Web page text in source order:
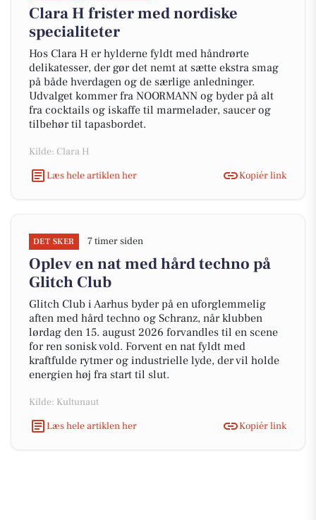
Clara H frister med nordiske
specialiteter
Hos Clara H er hylderne fyldt med håndrørte
delikatesser, der gør det nemt at sætte ekstra smag
på både hverdagen og de særlige anledninger.
Udvalget kommer fra NOORMANN og byder på alt
fra cocktails og iskaffe til marmelader, saucer og
tilbehør til tapasbordet.
Kilde: Clara H
Læs hele artiklen her
Kopiér link
DET SKER 7 timer siden
Oplev en nat med hård techno på
Glitch Club
Glitch Club i Aarhus byder på en uforglemmelig
aften med hård techno og Schranz, når klubben
lørdag den 15. august 2026 forvandles til en scene
for ren sonisk vold. Forvent en nat fyldt med
kraftfulde rytmer og industrielle lyde, der vil holde
energien høj fra start til slut.
Kilde: Kultunaut
Læs hele artiklen her
Kopiér link